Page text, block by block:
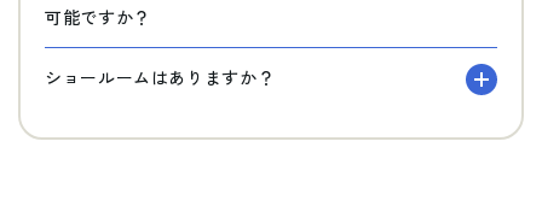
可能ですか？
ショールームはありますか？